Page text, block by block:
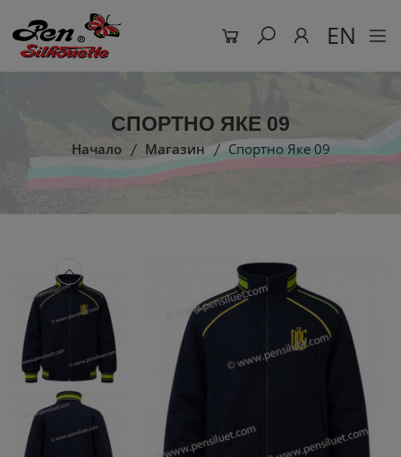
EN
СПОРТНО ЯКЕ 09
Начало Магазин Спортно Яке 09